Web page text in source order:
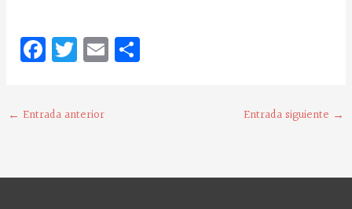
Fa
ce
bo
o
T
w
it
te
E
m
ir
← Entrada anterior Entrada siguiente →